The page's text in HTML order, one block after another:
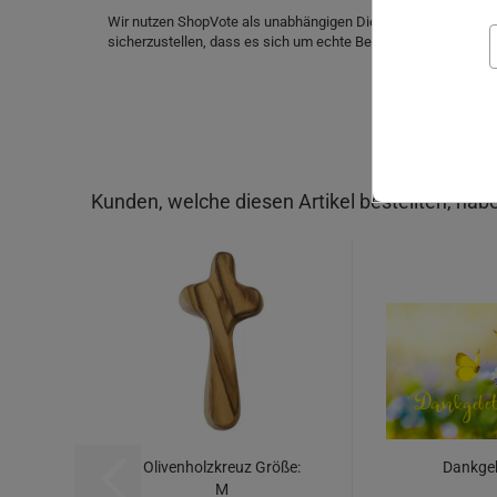
Wir nutzen ShopVote als unabhängigen Dienstleister für die
sicherzustellen, dass es sich um echte Bewertungen handelt.
Kunden, welche diesen Artikel bestellten,
Olivenholzkreuz Größe:
M